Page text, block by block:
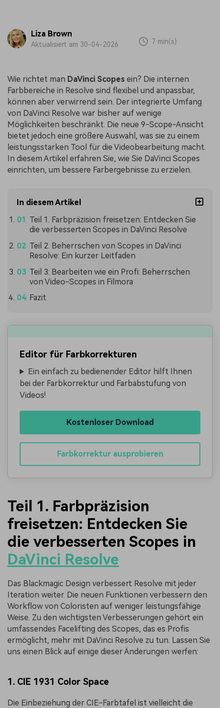
Liza Brown
Aktualisiert am 30-04-2026 7 min(s)
Wie richtet man DaVinci Scopes ein? Die internen
Farbbereiche in Resolve sind flexibel und anpassbar,
können aber verwirrend sein. Der integrierte Umfang
von DaVinci Resolve war bisher auf wenige
Möglichkeiten beschränkt. Die neue 9-Scope-Ansicht
bietet jedoch eine größere Auswahl, was sie zu einem
leistungsstarken Tool für die Videobearbeitung macht.
In diesem Artikel erfahren Sie, wie Sie DaVinci Scopes
einrichten, um bessere Farbergebnisse zu erzielen.
In diesem Artikel
Teil 1. Farbpräzision freisetzen: Entdecken Sie
die verbesserten Scopes in DaVinci Resolve
Teil 2. Beherrschen von Scopes in DaVinci
Resolve: Ein kurzer Leitfaden
Teil 3: Bearbeiten wie ein Profi: Beherrschen
von Video-Scopes in Filmora
Fazit
Editor für Farbkorrekturen
Ein einfach zu bedienender Editor hilft Ihnen
bei der Farbkorrektur und Farbabstufung von
Videos!
Kostenloser Download
Farbkorrektur ausprobieren
Teil 1. Farbpräzision
freisetzen: Entdecken Sie
die verbesserten Scopes in
DaVinci Resolve
Das Blackmagic Design verbessert Resolve mit jeder
Iteration weiter. Die neuen Funktionen verbessern den
Workflow von Coloristen auf weniger leistungsfähige
Weise. Zu den wichtigsten Verbesserungen gehört ein
umfassendes Facelifting des Scopes, das es Profis
ermöglicht, mehr mit DaVinci Resolve zu tun. Lassen Sie
uns einen Blick auf einige dieser Änderungen werfen:
1. CIE 1931 Color Space
Die Einbeziehung der CIE-Farbtafel ist vielleicht die